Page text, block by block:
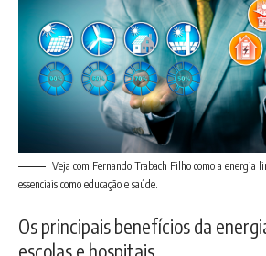
Veja com Fernando Trabach Filho como a energia
essenciais como educação e saúde.
Os principais benefícios da
escolas e hospitais